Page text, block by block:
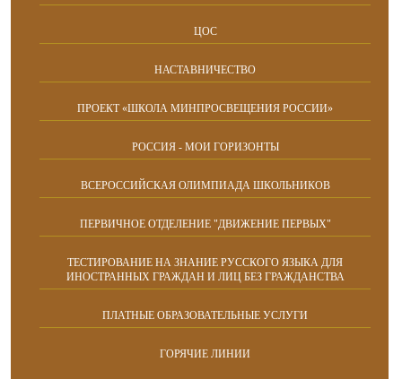
ЦОС
НАСТАВНИЧЕСТВО
ПРОЕКТ «ШКОЛА МИНПРОСВЕЩЕНИЯ РОССИИ»
РОССИЯ - МОИ ГОРИЗОНТЫ
ВСЕРОССИЙСКАЯ ОЛИМПИАДА ШКОЛЬНИКОВ
ПЕРВИЧНОЕ ОТДЕЛЕНИЕ "ДВИЖЕНИЕ ПЕРВЫХ"
ТЕСТИРОВАНИЕ НА ЗНАНИЕ РУССКОГО ЯЗЫКА ДЛЯ
ИНОСТРАННЫХ ГРАЖДАН И ЛИЦ БЕЗ ГРАЖДАНСТВА
ПЛАТНЫЕ ОБРАЗОВАТЕЛЬНЫЕ УСЛУГИ
ГОРЯЧИЕ ЛИНИИ